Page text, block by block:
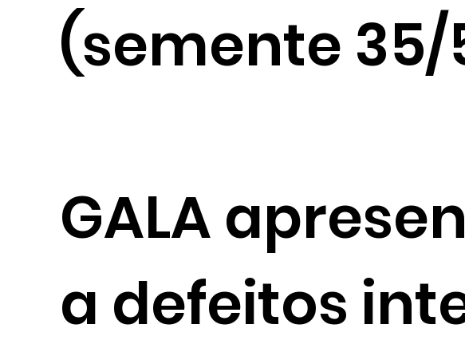
(semente 35/
GALA
a defeitos